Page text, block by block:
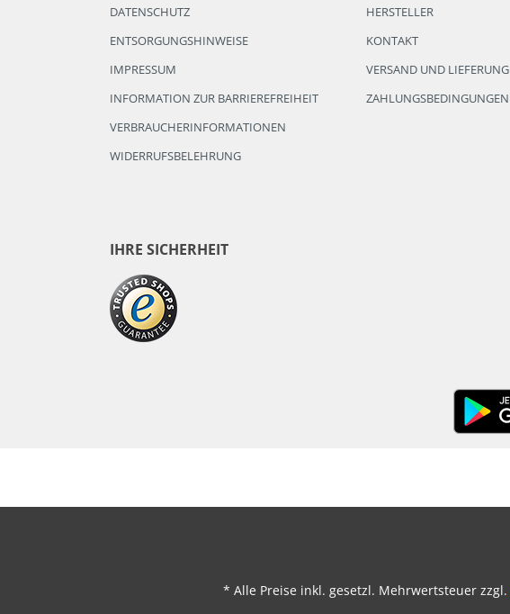
DATENSCHUTZ
ENTSORGUNGSHINWEISE
IMPRESSUM
INFORMATION ZUR BARRIEREFREIHEIT
VERBRAUCHERINFORMATIONEN
WIDERRUFSBELEHRUNG
HERSTELLER
KONTAKT
VERSAND UND LIEFERUNG
ZAHLUNGSBEDINGUNGEN
IHRE SICHERHEIT
* Alle Preise inkl. gesetzl. Mehrwertsteuer zzgl.